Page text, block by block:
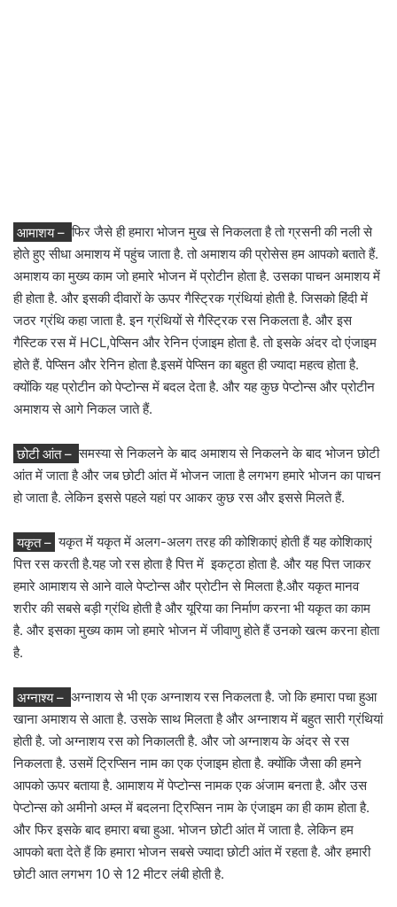
आमाशय – फिर जैसे ही हमारा भोजन मुख से निकलता है तो ग्रसनी की नली से
होते हुए सीधा अमाशय में पहुंच जाता है. तो अमाशय की प्रोसेस हम आपको बताते हैं.
अमाशय का मुख्य काम जो हमारे भोजन में प्रोटीन होता है. उसका पाचन अमाशय में
ही होता है. और इसकी दीवारों के ऊपर गैस्ट्रिक ग्रंथियां होती है. जिसको हिंदी में
जठर ग्रंथि कहा जाता है. इन ग्रंथियों से गैस्ट्रिक रस निकलता है. और इस
गैस्टिक रस में HCL,पेप्सिन और रेनिन एंजाइम होता है. तो इसके अंदर दो एंजाइम
होते हैं. पेप्सिन और रेनिन होता है.इसमें पेप्सिन का बहुत ही ज्यादा महत्व होता है.
क्योंकि यह प्रोटीन को पेप्टोन्स में बदल देता है. और यह कुछ पेप्टोन्स और प्रोटीन
अमाशय से आगे निकल जाते हैं.
छोटी आंत – समस्या से निकलने के बाद अमाशय से निकलने के बाद भोजन छोटी
आंत में जाता है और जब छोटी आंत में भोजन जाता है लगभग हमारे भोजन का पाचन
हो जाता है. लेकिन इससे पहले यहां पर आकर कुछ रस और इससे मिलते हैं.
यकृत – यकृत में यकृत में अलग-अलग तरह की कोशिकाएं होती हैं यह कोशिकाएं
पित्त रस करती है.यह जो रस होता है पित्त में इकट्ठा होता है. और यह पित्त जाकर
हमारे आमाशय से आने वाले पेप्टोन्स और प्रोटीन से मिलता है.और यकृत मानव
शरीर की सबसे बड़ी ग्रंथि होती है और यूरिया का निर्माण करना भी यकृत का काम
है. और इसका मुख्य काम जो हमारे भोजन में जीवाणु होते हैं उनको खत्म करना होता
है.
अग्नाश्य – अग्नाशय से भी एक अग्नाशय रस निकलता है. जो कि हमारा पचा हुआ
खाना अमाशय से आता है. उसके साथ मिलता है और अग्नाशय में बहुत सारी ग्रंथियां
होती है. जो अग्नाशय रस को निकालती है. और जो अग्नाशय के अंदर से रस
निकलता है. उसमें ट्रिप्सिन नाम का एक एंजाइम होता है. क्योंकि जैसा की हमने
आपको ऊपर बताया है. आमाशय में पेप्टोन्स नामक एक अंजाम बनता है. और उस
पेप्टोन्स को अमीनो अम्ल में बदलना ट्रिप्सिन नाम के एंजाइम का ही काम होता है.
और फिर इसके बाद हमारा बचा हुआ. भोजन छोटी आंत में जाता है. लेकिन हम
आपको बता देते हैं कि हमारा भोजन सबसे ज्यादा छोटी आंत में रहता है. और हमारी
छोटी आत लगभग 10 से 12 मीटर लंबी होती है.